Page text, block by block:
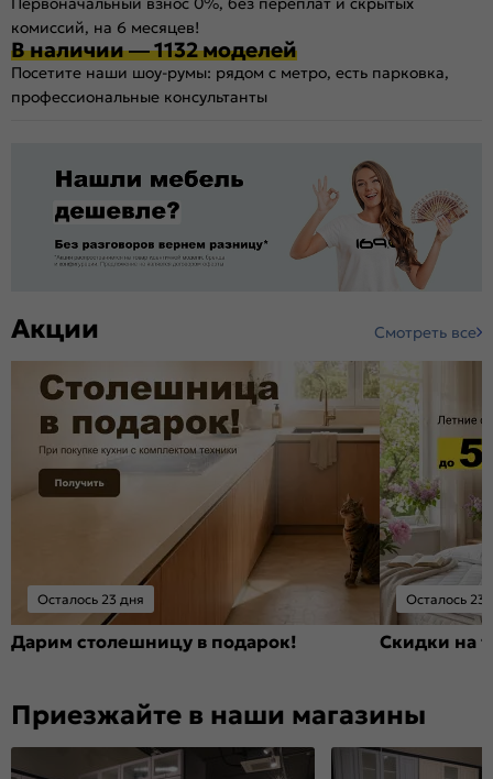
комиссий, на 6 месяцев!
В наличии — 1132 моделей
Посетите наши шоу-румы: рядом с метро, есть парковка,
профессиональные консультанты
Акции Смотреть все
Осталось 23 дня
Дарим столешницу в подарок!
Осталось 23
Скидки на
Приезжайте в наши магазины